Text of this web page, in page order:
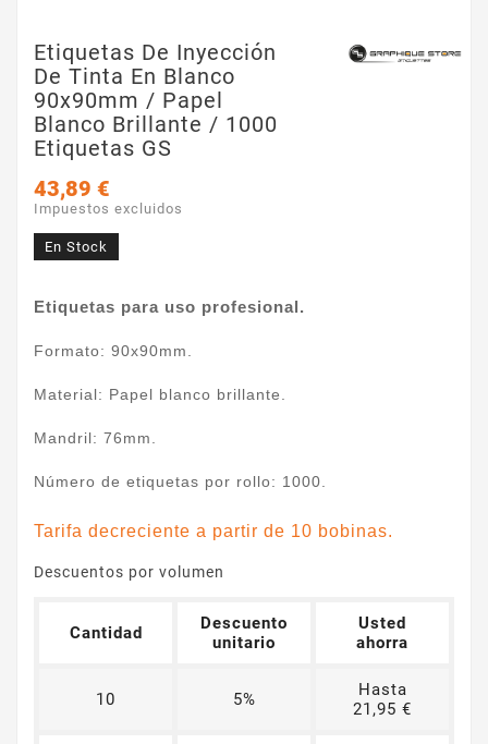
Etiquetas De Inyección
De Tinta En Blanco
90x90mm / Papel
Blanco Brillante / 1000
Etiquetas GS
43,89 €
Impuestos excluidos
En Stock
Etiquetas para uso profesional.
Formato: 90x90mm.
Material: Papel blanco brillante.
Mandril: 76mm.
Número de etiquetas por rollo: 1000.
Tarifa decreciente a partir de 10 bobinas.
Descuentos por volumen
Cantidad
Descuento
unitario
Usted
ahorra
10 5%
Hasta
21,95 €